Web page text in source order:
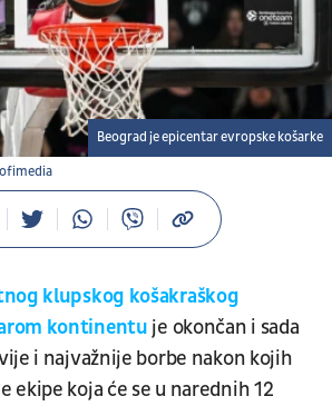
Beograd je epicentar evropske košarke
klupskog košakraškog
kontinentu je okončan i sada
i najvažnije borbe nakon kojih
ekipe koja će se u narednih 12